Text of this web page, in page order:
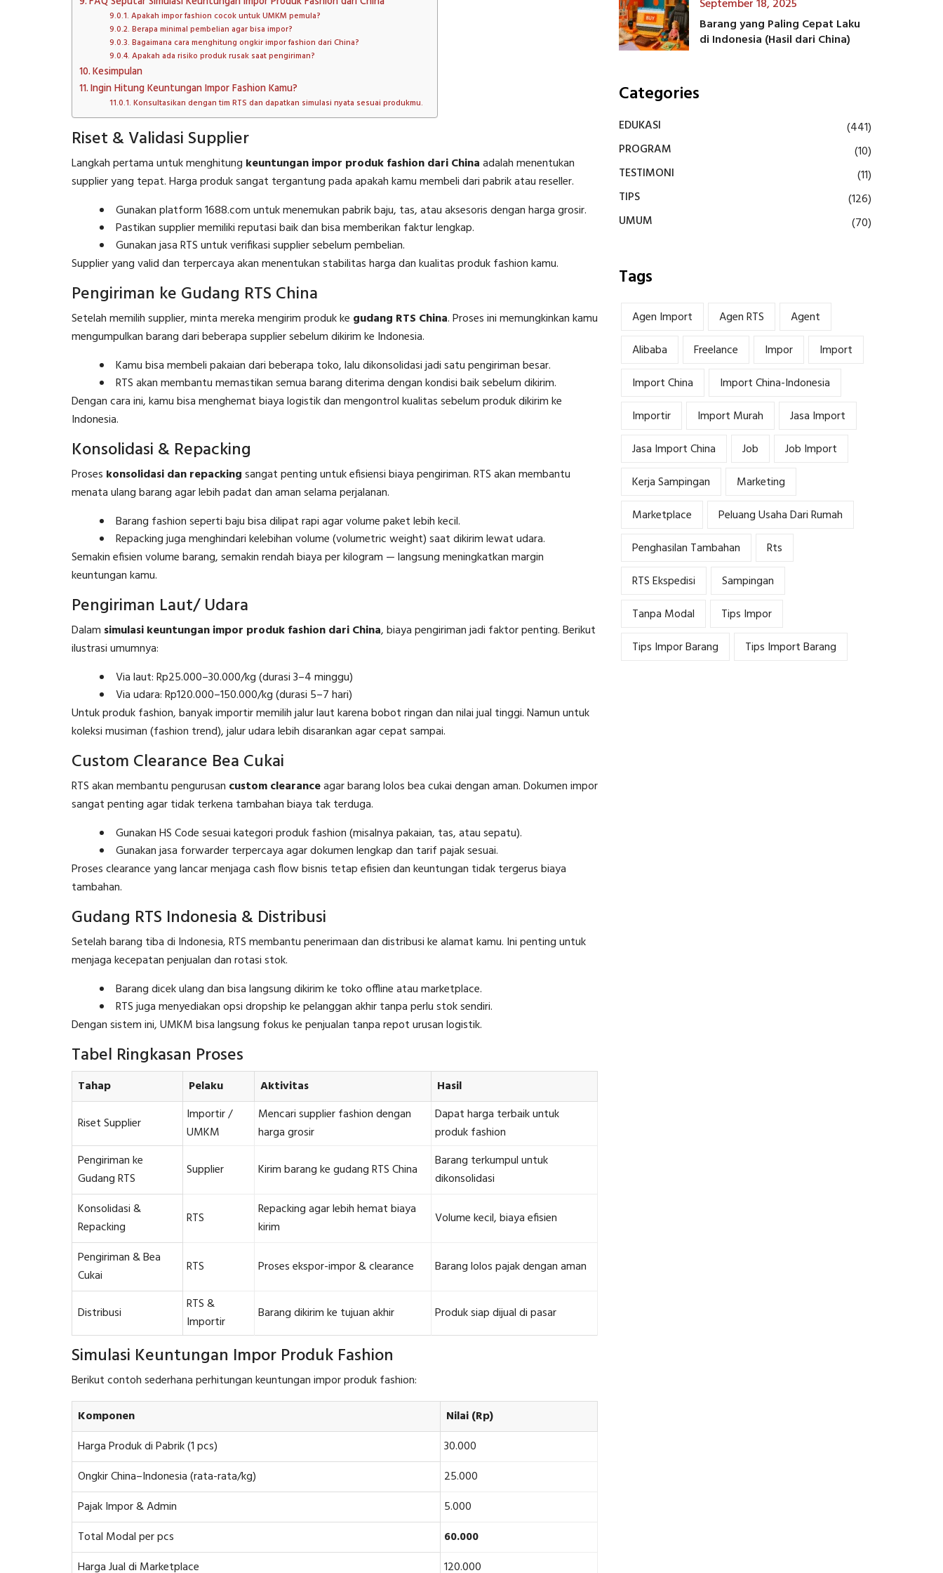
Apakah impor fashion cocok untuk UMKM pemula?
Berapa minimal pembelian agar bisa impor?
Bagaimana cara menghitung ongkir impor fashion dari China?
Apakah ada risiko produk rusak saat pengiriman?
Kesimpulan
Ingin Hitung Keuntungan Impor Fashion Kamu?
Konsultasikan dengan tim RTS dan dapatkan simulasi nyata sesuai produkmu.
Riset & Validasi Supplier
Langkah pertama untuk menghitung keuntungan impor produk fashion dari Chinaadalah menentukan
supplier yang tepat. Harga produk sangat tergantung pada apakah kamu membeli dari pabrik atau reseller.
Gunakan platform 1688.com untuk menemukan pabrik baju, tas, atau aksesoris dengan harga grosir.
Pastikan supplier memiliki reputasi baik dan bisa memberikan faktur lengkap.
Gunakan jasa RTS untuk verifikasi supplier sebelum pembelian.
Supplier yang valid dan terpercaya akan menentukan stabilitas harga dan kualitas produk fashion kamu.
Pengiriman ke Gudang RTS China
Setelah memilih supplier, minta mereka mengirim produk ke gudang RTS China. Proses ini memungkinkan kamu
mengumpulkan barang dari beberapa supplier sebelum dikirim ke Indonesia.
Kamu bisa membeli pakaian dari beberapa toko, lalu dikonsolidasi jadi satu pengiriman besar.
RTS akan membantu memastikan semua barang diterima dengan kondisi baik sebelum dikirim.
Dengan cara ini, kamu bisa menghemat biaya logistik dan mengontrol kualitas sebelum produk dikirim ke
Indonesia.
Konsolidasi & Repacking
Proses konsolidasi dan repackingsangat penting untuk efisiensi biaya pengiriman. RTS akan membantu
menata ulang barang agar lebih padat dan aman selama perjalanan.
Barang fashion seperti baju bisa dilipat rapi agar volume paket lebih kecil.
Repacking juga menghindari kelebihan volume (volumetric weight) saat dikirim lewat udara.
Semakin efisien volume barang, semakin rendah biaya per kilogram — langsung meningkatkan margin
keuntungan kamu.
Pengiriman Laut/ Udara
Dalam simulasi keuntungan impor produk fashion dari China, biaya pengiriman jadi faktor penting. Berikut
ilustrasi umumnya:
Via laut: Rp25.000–30.000/kg (durasi 3–4 minggu)
Via udara: Rp120.000–150.000/kg (durasi 5–7 hari)
Untuk produk fashion, banyak importir memilih jalur laut karena bobot ringan dan nilai jual tinggi. Namun untuk
koleksi musiman (fashion trend), jalur udara lebih disarankan agar cepat sampai.
Custom Clearance Bea Cukai
RTS akan membantu pengurusan custom clearanceagar barang lolos bea cukai dengan aman. Dokumen impor
sangat penting agar tidak terkena tambahan biaya tak terduga.
Gunakan HS Code sesuai kategori produk fashion (misalnya pakaian, tas, atau sepatu).
Gunakan jasa forwarder terpercaya agar dokumen lengkap dan tarif pajak sesuai.
Proses clearance yang lancar menjaga cash flow bisnis tetap efisien dan keuntungan tidak tergerus biaya
tambahan.
Gudang RTS Indonesia & Distribusi
Setelah barang tiba di Indonesia, RTS membantu penerimaan dan distribusi ke alamat kamu. Ini penting untuk
menjaga kecepatan penjualan dan rotasi stok.
Barang dicek ulang dan bisa langsung dikirim ke toko offline atau marketplace.
RTS juga menyediakan opsi dropship ke pelanggan akhir tanpa perlu stok sendiri.
Dengan sistem ini, UMKM bisa langsung fokus ke penjualan tanpa repot urusan logistik.
Tabel Ringkasan Proses
Tahap Pelaku Aktivitas Hasil
Riset Supplier
Importir /
UMKM
Mencari supplier fashion dengan
harga grosir
Dapat harga terbaik untuk
produk fashion
Pengiriman ke
Gudang RTS
Supplier Kirim barang ke gudang RTS China
Barang terkumpul untuk
dikonsolidasi
Konsolidasi &
Repacking
RTS
Repacking agar lebih hemat biaya
kirim
Volume kecil, biaya efisien
Pengiriman & Bea
Cukai
RTS Proses ekspor-impor & clearance Barang lolos pajak dengan aman
Distribusi
RTS &
Importir
Barang dikirim ke tujuan akhir Produk siap dijual di pasar
Simulasi Keuntungan Impor Produk Fashion
Berikut contoh sederhana perhitungan keuntungan impor produk fashion:
Komponen
Nilai (Rp)
Harga Produk di Pabrik (1 pcs)
30.000
Ongkir China–Indonesia (rata-rata/kg)
25.000
Pajak Impor & Admin
5.000
Total Modal per pcs
60.000
Harga Jual di Marketplace
120.000
September 18, 2025
Barang yang Paling Cepat Laku
di Indonesia (Hasil dari China)
Categories
EDUKASI
(441)
PROGRAM
(10)
TESTIMONI
(11)
TIPS
(126)
UMUM
(70)
Tags
Agen Import Agen RTS
Agent
Alibaba
Freelance Impor
Import
Import China
Import China-Indonesia
Importir
Import Murah
Jasa Import
Jasa Import China
Job
Job Import
Kerja Sampingan
Marketing
Marketplace
Peluang Usaha Dari Rumah
Penghasilan Tambahan
Rts
RTS Ekspedisi
Sampingan
Tanpa Modal
Tips Impor
Tips Impor Barang
Tips Import Barang